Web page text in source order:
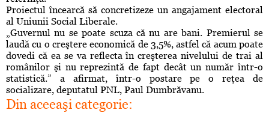
Proiectul încearcă să concretizeze un angajament electoral
al Uniunii Social Liberale.
„Guvernul nu se poate scuza că nu are bani. Premierul se
laudă cu o creştere economică de 3,5%, astfel că acum poate
dovedi că ea se va reflecta în creşterea nivelului de trai al
românilor şi nu reprezintă de fapt decât un număr într-o
statistică.” a afirmat, într-o postare pe o reţea de
socializare, deputatul PNL, Paul Dumbrăvanu.
Din aceeaşi categorie: